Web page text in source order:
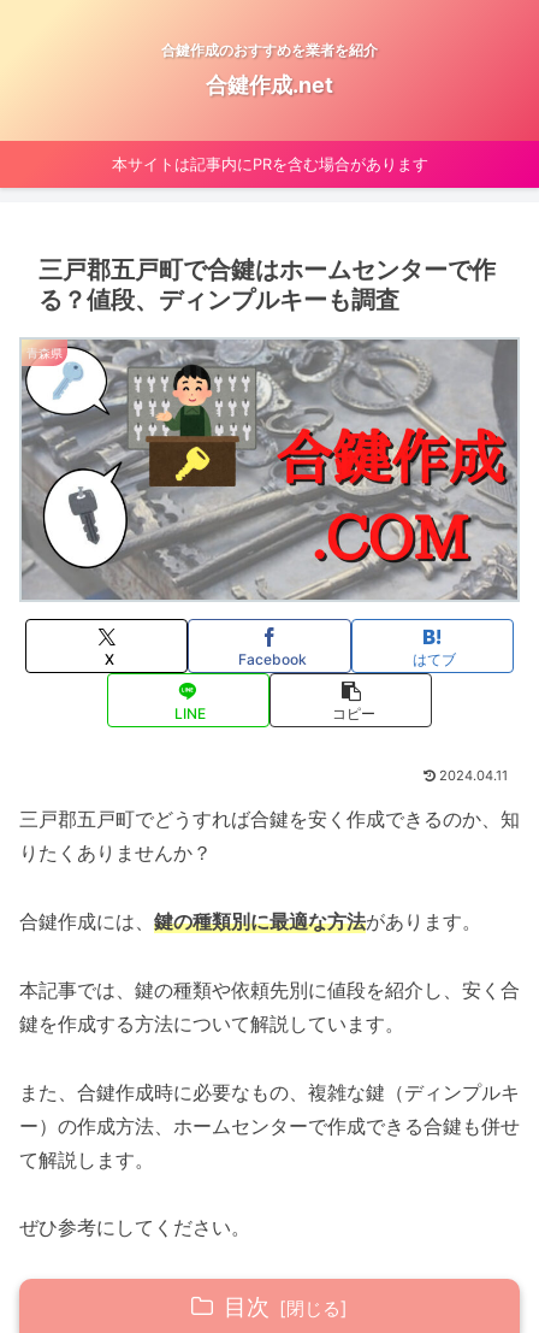
合鍵作成のおすすめを業者を紹介
合鍵作成.net
本サイトは記事内にPRを含む場合があります
三戸郡五戸町で合鍵はホームセンターで作
る？値段、ディンプルキーも調査
青森県
X Facebook はてブ
LINE コピー
2024.04.11
三戸郡五戸町でどうすれば合鍵を安く作成できるのか、知
りたくありませんか？
合鍵作成には、 鍵の種類別に最適な方法があります。
本記事では、鍵の種類や依頼先別に値段を紹介し、安く合
鍵を作成する方法について解説しています。
また、合鍵作成時に必要なもの、複雑な鍵（ディンプルキ
ー）の作成方法、ホームセンターで作成できる合鍵も併せ
て解説します。
ぜひ参考にしてください。
目次